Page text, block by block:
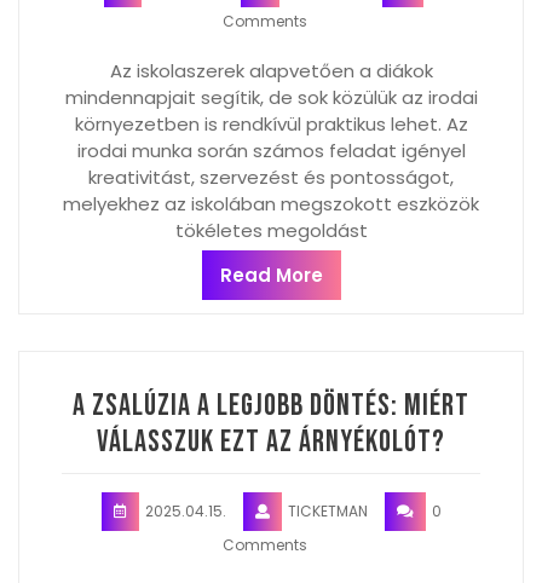
Comments
Az iskolaszerek alapvetően a diákok
mindennapjait segítik, de sok közülük az irodai
környezetben is rendkívül praktikus lehet. Az
irodai munka során számos feladat igényel
kreativitást, szervezést és pontosságot,
melyekhez az iskolában megszokott eszközök
tökéletes megoldást
Read More
A zsalúzia a legjobb döntés: Miért
válasszuk ezt az árnyékolót?
2025.04.15. TICKETMAN
0
Comments